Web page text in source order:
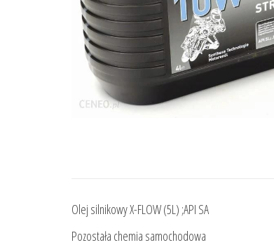
Olej silnikowy X-FLOW (5L) ;API SA
Pozostała chemia samochodowa